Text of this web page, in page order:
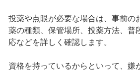
投薬や点眼が必要な場合は、事前の
薬の種類、保管場所、投薬方法、普
応などを詳しく確認します。
資格を持っているからといって、嫌